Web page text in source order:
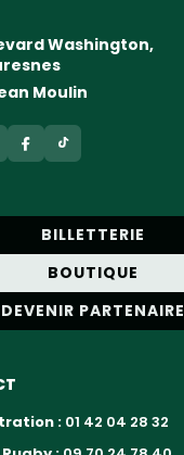
Washington,
Moulin
BILLETTERIE
BOUTIQUE
DEVENIR PARTENAIRE
: 01 42 04 28 32